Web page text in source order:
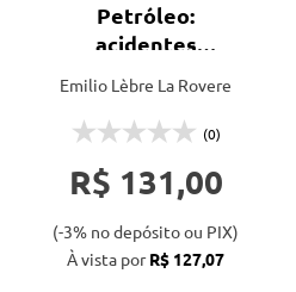
Petróleo:
acidentes
ambientais e
riscos à
biodiversidade
Emilio Lèbre La Rovere
(0)
R$ 131,00
(-3% no depósito ou PIX)
À vista porR$ 127,07